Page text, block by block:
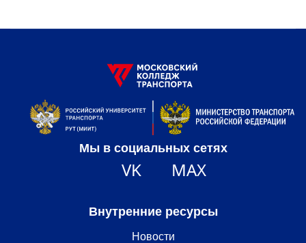
Мы в социальных сетях
VK MAX
Внутренние ресурсы
Новости